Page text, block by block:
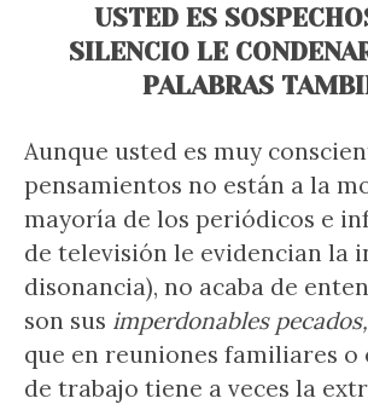
USTED ES
SILENCIO LE
PALABRAS
Aunque usted es muy
pensamientos no están a la
mayoría de los periódicos e
de televisión le evidencian la
disonancia), no acaba de
son sus imperdonables pecados,
que en reuniones familiares o
de trabajo tiene a veces la